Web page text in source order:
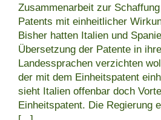
Zusammenarbeit zur
Patents mit einheitlicher
Bisher hatten Italien und
Übersetzung der Patente in
Landessprachen verzichten
der mit dem Einheitspatent
sieht Italien offenbar doch
Einheitspatent. Die Regierung